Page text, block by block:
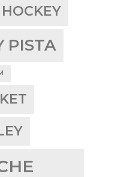
HOCKEY
PISTA